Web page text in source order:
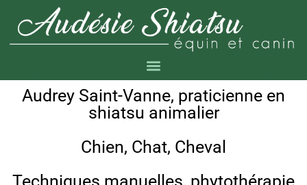
Audrey Saint-Vanne, praticienne en
shiatsu animalier
Chien, Chat, Cheval